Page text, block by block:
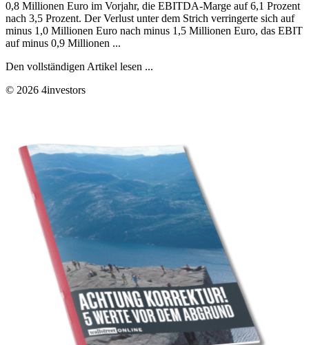
0,8 Millionen Euro im Vorjahr, die EBITDA-Marge auf 6,1 Prozent
nach 3,5 Prozent. Der Verlust unter dem Strich verringerte sich auf
minus 1,0 Millionen Euro nach minus 1,5 Millionen Euro, das EBIT
auf minus 0,9 Millionen ...
Den vollständigen Artikel lesen ...
© 2026 4investors